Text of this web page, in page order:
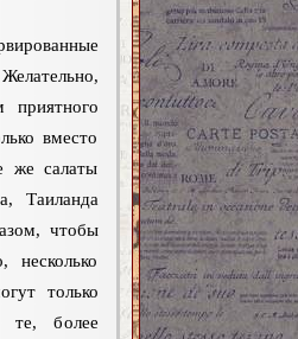
приятного
вместо
же салаты
Таиланда
чтобы
несколько
только
те, более